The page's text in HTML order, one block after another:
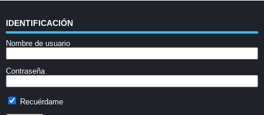
IDENTIFICACIÓN
Nombre de usuario
Contraseña
Recuérdame